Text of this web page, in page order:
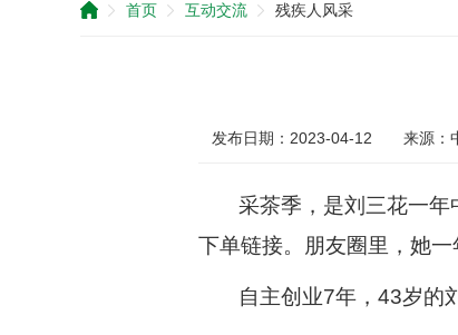
首页 互动交流 残疾人风采
发布日期：2023-04-12 来源：
采茶季，是刘三花一
下单链接。朋友圈里，她一
自主创业7年，43岁的